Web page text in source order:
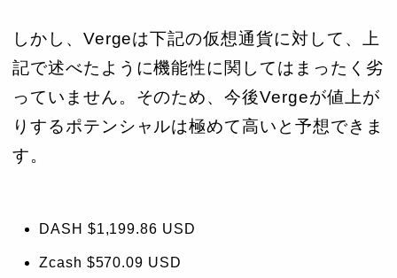
しかし、Vergeは下記の仮想通貨に対して、上
記で述べたように機能性に関してはまったく劣
っていません。そのため、今後Vergeが値上が
りするポテンシャルは極めて高いと予想できま
す。
DASH $1,199.86 USD
Zcash $570.09 USD